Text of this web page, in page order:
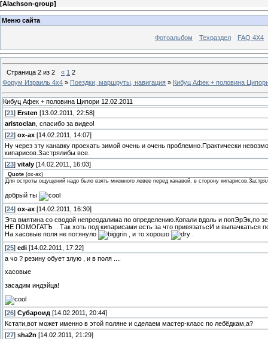
[Alachson-group]
Меню сайта
Фотоальбом Техраздел FAQ 4X4
Страница 2 из 2 « 1 2
Форум Израиль 4х4 » Поездки, маршруты, навигация » Кибуц Афек + половина
Кибуц Афек + половина Ципори 12.02.2011
[21] Ersten [13.02.2011, 22:58]
aristoclan , спасибо за видео!
[22] ох-ах [14.02.2011, 14:07]
Ну через эту канавку проехать зимой очень и очень проблемно.Практически
кипарисов.Застрялибы все.
[23] vitaly [14.02.2011, 16:03]
Quote (ох-ах)
Для остроты ощущений надо было взять мнемного левее перед канавой, в сторону
добрый ты
[24] ох-ах [14.02.2011, 16:30]
Эта вмятина со сводой непреодалима по определению.Копали вдоль и попЭрЭк,по
НЕ ПОМОГАТЪ
. Так хоть под кипарисами есть за что привязатьсИ и выпачкаться
На хасовые поля не потянуло
, и то хорошо
.
[25] edi [14.02.2011, 17:22]
а чо ? резину обует злую , и в поля ....
хасовые
засадим индэйца!
[26] Субароид [14.02.2011, 20:44]
Кстати,вот может именно в этой поляне и сделаем мастер-класс по лебёдкам,а?
[27] sha2n [14.02.2011, 21:29]